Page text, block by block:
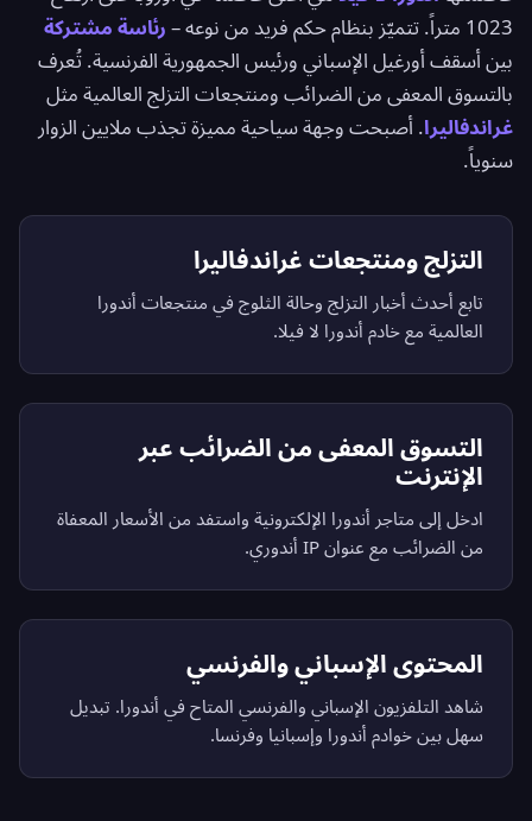
1023 متراً. تتميّز بنظام حكم فريد من نوعه –
رئاسة مشتركة
بين أسقف أورغيل الإسباني ورئيس الجمهورية الفرنسية. تُعرف
بالتسوق المعفى من الضرائب ومنتجعات التزلج العالمية مثل
غراندفاليرا. أصبحت وجهة سياحية مميزة تجذب ملايين الزوار
سنوياً.
التزلج ومنتجعات غراندفاليرا
تابع أحدث أخبار التزلج وحالة الثلوج في منتجعات أندورا
العالمية مع خادم أندورا لا فيلا.
التسوق المعفى من الضرائب عبر
الإنترنت
ادخل إلى متاجر أندورا الإلكترونية واستفد من الأسعار المعفاة
من الضرائب مع عنوان IP أندوري.
المحتوى الإسباني والفرنسي
شاهد التلفزيون الإسباني والفرنسي المتاح في أندورا. تبديل
سهل بين خوادم أندورا وإسبانيا وفرنسا.